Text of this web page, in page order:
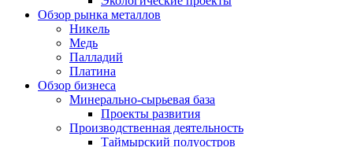
Обзор рынка металлов
Никель
Медь
Палладий
Платина
Обзор бизнеса
Минерально-сырьевая база
Проекты развития
Производственная деятельность
Таймырский полуостров